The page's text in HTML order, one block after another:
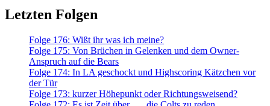
Letzten Folgen
Folge 176: Wißt ihr was ich meine?
Folge 175: Von Brüchen in Gelenken und dem Owner-
Anspruch auf die Bears
Folge 174: In LA geschockt und Highscoring Kätzchen vor
der Tür
Folge 173: kurzer Höhepunkt oder Richtungsweisend?